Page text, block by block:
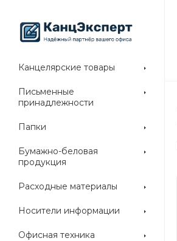
Канцелярские товары
Письменные
принадлежности
Папки
Бумажно-беловая
продукция
Расходные материалы
Носители информации
Офисная техника